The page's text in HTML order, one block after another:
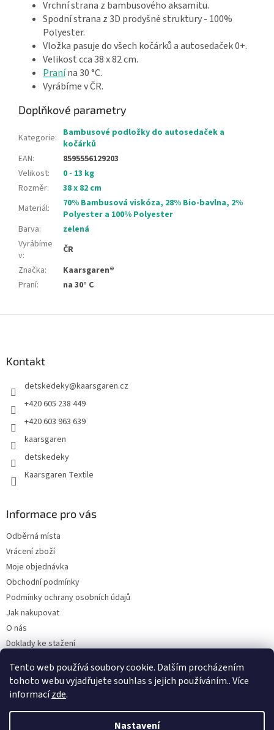
Tento web používá soubory cookie. Dalším procházením
tohoto webu vyjadřujete souhlas s jejich používáním.. Více
informacízde.
Nastavení
Vrchní strana z bambusového aksamitu.
Spodní strana z 3D prodyšné struktury - 100%
Polyester.
Vložka pasuje do všech kočárků a autosedaček 0+.
Velikost cca 38 x 82 cm.
Pranína 30 °C.
Vyrábíme v ČR.
Doplňkové parametry
Kategorie: Bambusové podložky do autosedaček a
kočárků
EAN:
8595556129203
Velikost:
0 - 13 kg
Rozměr:
38 x 82 cm
Materiál:
70% Bambusová viskóza, 28% Bio-bavlna, 2%
Polyester a 100% Polyester
Barva:
zelená
Vyrábíme
v:
ČR
Značka:
Kaarsgaren®
Praní: na 30° C
Kontakt
detskedeky@kaarsgaren.cz
+420 605 238 449
+420 603 963 639
kaarsgaren
detskedeky
Kaarsgaren Textile
Informace pro vás
Odběrná místa
Vrácení zboží
Moje objednávka
Obchodní podmínky
Podmínky ochrany osobních údajů
Jak nakupovat
O nás
Doklady ke stažení
Velkoobchod